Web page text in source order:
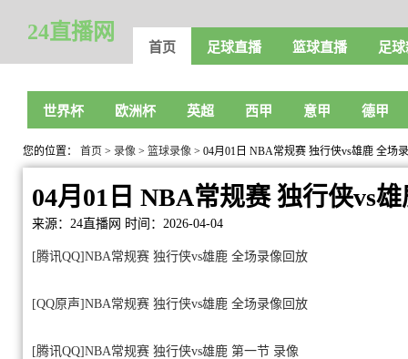
24直播网
首页 足球直播 篮球直播 足
世界杯 欧洲杯 英超 西甲 意甲 德甲
您的位置： 首页 > 录像 > 篮球录像 > 04月01日 NBA常规赛 独行侠vs雄鹿 全场
04月01日 NBA常规赛 独行侠vs
来源：24直播网 时间：2026-04-04
[腾讯QQ]NBA常规赛 独行侠vs雄鹿 全场录像回放
[QQ原声]NBA常规赛 独行侠vs雄鹿 全场录像回放
[腾讯QQ]NBA常规赛 独行侠vs雄鹿 第一节 录像